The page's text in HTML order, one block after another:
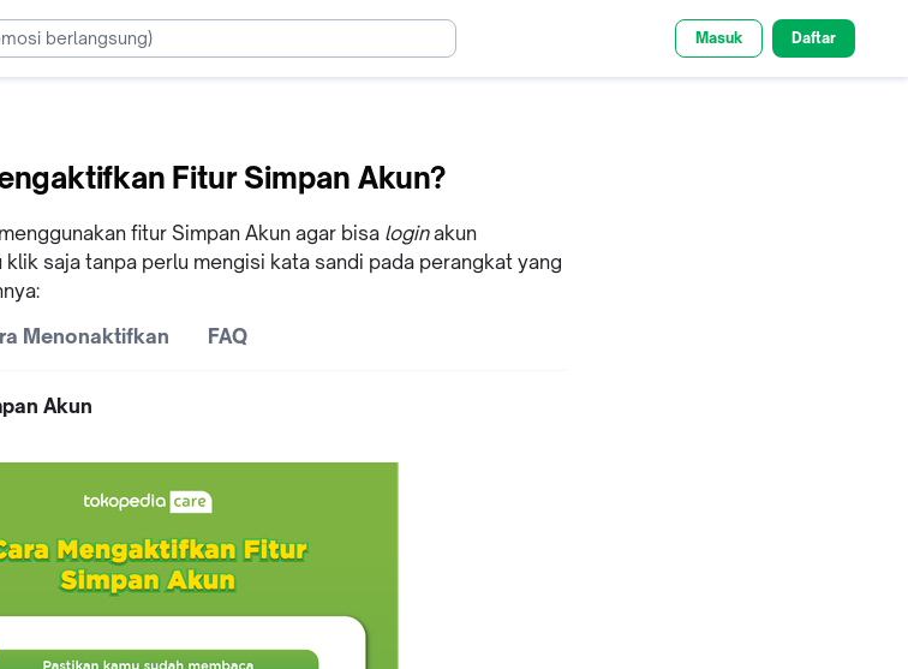
Masuk Daftar
Fitur Simpan Akun?
fitur Simpan Akun agar bisa loginakun
saja tanpa perlu mengisi kata sandi pada perangkat yang
Menonaktifkan FAQ
Akun